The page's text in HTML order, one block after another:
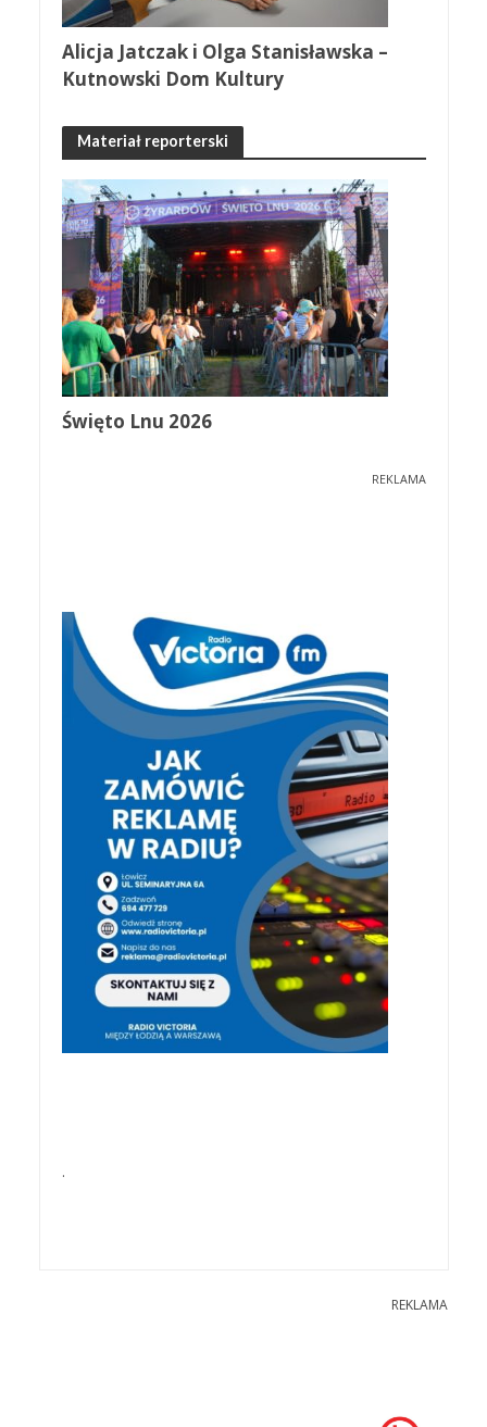
Alicja Jatczak i Olga Stanisławska –
Kutnowski Dom Kultury
Materiał reporterski
Święto Lnu 2026
REKLAMA
.
REKLAMA